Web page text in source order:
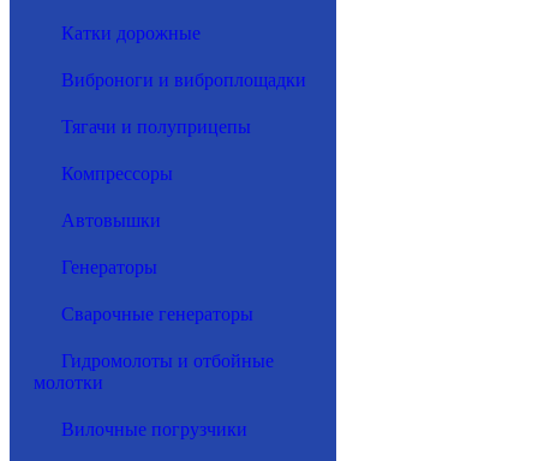
Катки дорожные
Виброноги и виброплощадки
Тягачи и полуприцепы
Компрессоры
Автовышки
Генераторы
Сварочные генераторы
Гидромолоты и отбойные
молотки
Вилочные погрузчики